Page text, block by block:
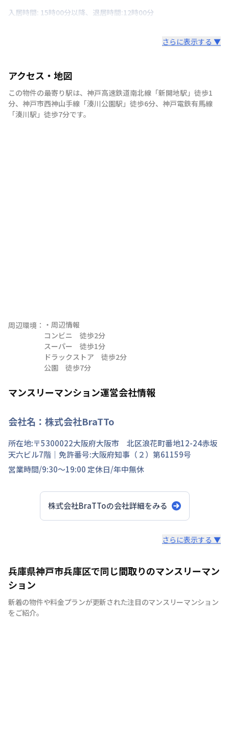
入居時間: 15時00分以降、退居時間:12時00分
さらに表示する ▼
アクセス・地図
この物件の最寄り駅は、 神戸高速鉄道南北線 「新開地駅 」 徒歩1
分、 神戸市西神山手線 「湊川公園駅 」 徒歩6分、 神戸電鉄有馬線
「湊川駅 」 徒歩7分です。
周辺環境： ・周辺情報
コンビニ　徒歩2分
スーパー　徒歩1分
ドラックストア　徒歩2分
公園　徒歩7分
マンスリーマンション運営会社情報
会社名： 株式会社BraTTo
所在地:〒5300022大阪府大阪市 北区浪花町番地12-24赤坂
天六ビル7階 ｜免許番号:大阪府知事（２）第61159号
営業時間/9:30～19:00 定休日/年中無休
株式会社BraTToの会社詳細をみる
全国の主要都市を中心に、即日から利用可能なウィークリ
ーマンションやマンスリーマンションを紹介しておりま
す。大学受験、単身赴任など様々な用途でお使い いただ
ける『BraTTo×weekly＆monthly』をぜひご利用くださ
い。 敷金・礼金はかかりません。電気・ガス・水道の手
さらに表示する ▼
兵庫県神戸市兵庫区で同じ間取りのマンスリーマン
ション
新着の物件や料金プランが更新された注目のマンスリーマンション
をご紹介。